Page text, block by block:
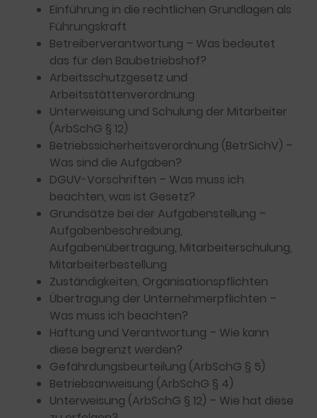
Einführung in die rechtlichen Grundlagen als
Führungskraft
Betreiberverantwortung – Was bedeutet
das für den Baubetriebshof?
Arbeitsschutzgesetz und
Arbeitsstättenverordnung
Unterweisung und Schulung der Mitarbeiter
(ArbSchG § 12)
Betriebssicherheitsverordnung (BetrSichV) –
Was sind die Aufgaben?
DGUV-Vorschriften – Was muss ich
beachten, was ist Gesetz?
Grundsätze bei der Aufgabenstellung –
Aufgabenbeschreibung,
Aufgabenübertragung, Mitarbeiterschulung,
Mitarbeiterbestellung
Zuständigkeiten, Organisationspflichten
Übertragung der Unternehmerpflichten –
Was muss ich beachten?
Haftung und Verantwortung – Wie kann
diese begrenzt werden?
Gefährdungsbeurteilung (ArbSchG § 5)
Betriebsanweisung (ArbSchG § 4)
Unterweisung (ArbSchG § 12) – Wie hat diese